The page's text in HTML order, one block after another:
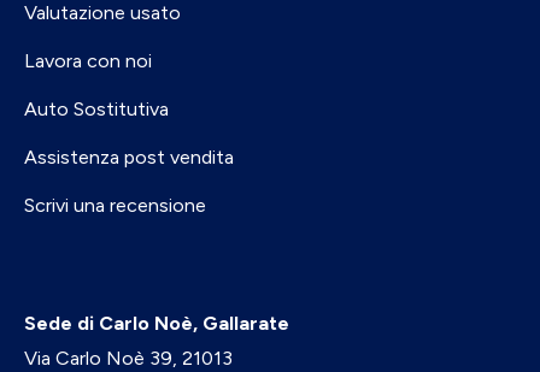
Valutazione usato
Lavora con noi
Auto Sostitutiva
Assistenza post vendita
Scrivi una recensione
Sede di Carlo Noè, Gallarate
Via Carlo Noè 39, 21013